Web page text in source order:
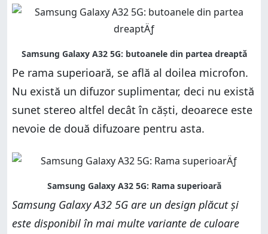
Pe rama superioară, se află al doilea microfon.
Nu există un difuzor suplimentar, deci nu există
sunet stereo altfel decât în căști, deoarece este
nevoie de două difuzoare pentru asta.
Samsung Galaxy A32 5G are un design plăcut și
este disponibil în mai multe variante de culoare